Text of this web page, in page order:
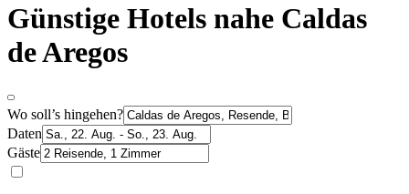
Günstige Hotels nahe Caldas
de Aregos
Wo soll’s hingehen?
Daten
Gäste